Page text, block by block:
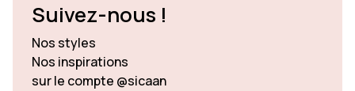
Suivez-nous !
Nos styles
Nos inspirations
sur le compte @sicaan